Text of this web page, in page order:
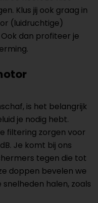
Klus jij ook graag in
(luidruchtige)
dan profiteer je
is het belangrijk
je nodig hebt.
filtering zorgen voor
Je komt bij ons
tegen die tot
doppen bevelen we
halen, zoals